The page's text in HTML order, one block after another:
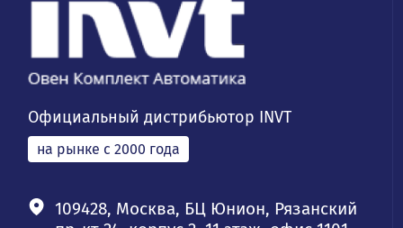
Официальный дистрибьютор INVT
на рынке с 2000 года
109428, Москва, БЦ Юнион, Рязанский